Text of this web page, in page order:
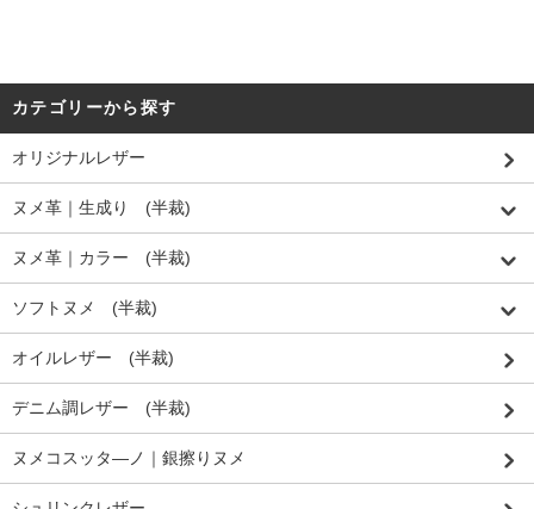
カテゴリーから探す
オリジナルレザー
ヌメ革｜生成り (半裁)
ヌメ革｜カラー (半裁)
ソフトヌメ (半裁)
オイルレザー (半裁)
デニム調レザー (半裁)
ヌメコスッタ―ノ｜銀擦りヌメ